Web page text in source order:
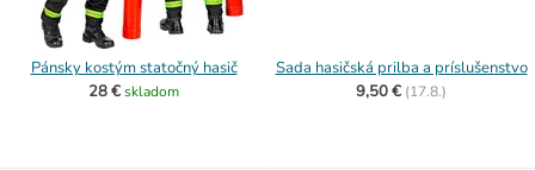
Pánsky kostým statočný hasič
28 €skladom
Sada hasičská prilba a príslušenstvo
9,50 € (17.8.)